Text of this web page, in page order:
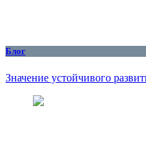
Блог
Значение устойчивого